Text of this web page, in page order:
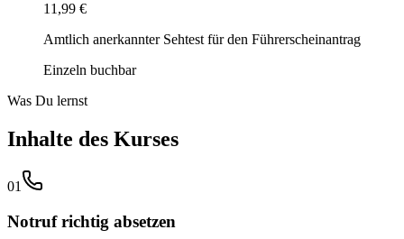
11,99 €
Amtlich anerkannter Sehtest für den Führerscheinantrag
Einzeln buchbar
Was Du lernst
Inhalte des Kurses
01
Notruf richtig absetzen